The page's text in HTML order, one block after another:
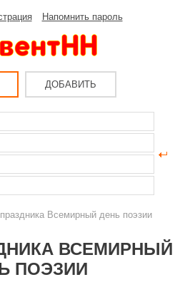
Напомнить пароль
ДОБАВИТЬ
Всемирный день поэзии
ВСЕМИРНЫЙ
ПОЭЗИИ